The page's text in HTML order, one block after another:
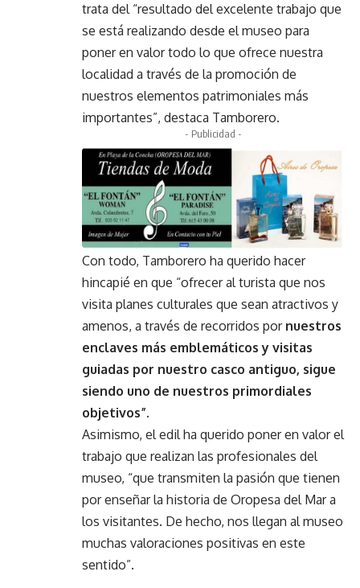
trata del “resultado del excelente trabajo que
se está realizando desde el museo para
poner en valor todo lo que ofrece nuestra
localidad a través de la promoción de
nuestros elementos patrimoniales más
importantes”, destaca Tamborero.
- Publicidad -
Con todo, Tamborero ha querido hacer
hincapié en que “ofrecer al turista que nos
visita planes culturales que sean atractivos y
amenos, a través de recorridos por nuestros
enclaves más emblemáticos y visitas
guiadas por nuestro casco antiguo, sigue
siendo uno de nuestros primordiales
objetivos”.
Asimismo, el edil ha querido poner en valor el
trabajo que realizan las profesionales del
museo, “que transmiten la pasión que tienen
por enseñar la historia de Oropesa del Mar a
los visitantes. De hecho, nos llegan al museo
muchas valoraciones positivas en este
sentido”.